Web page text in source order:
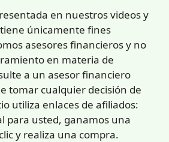
en nuestros videos y
únicamente fines
asesores financieros y no
en materia de
a un asesor financiero
tomar cualquier decisión de
utiliza enlaces de afiliados:
para usted, ganamos una
y realiza una compra.